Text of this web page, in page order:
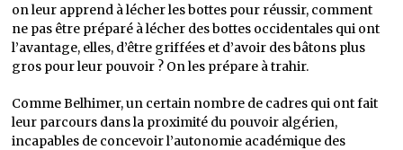
on leur apprend à lécher les bottes pour réussir, comment
ne pas être préparé à lécher des bottes occidentales qui ont
l’avantage, elles, d’être griffées et d’avoir des bâtons plus
gros pour leur pouvoir ? On les prépare à trahir.
Comme Belhimer, un certain nombre de cadres qui ont fait
leur parcours dans la proximité du pouvoir algérien,
incapables de concevoir l’autonomie académique des